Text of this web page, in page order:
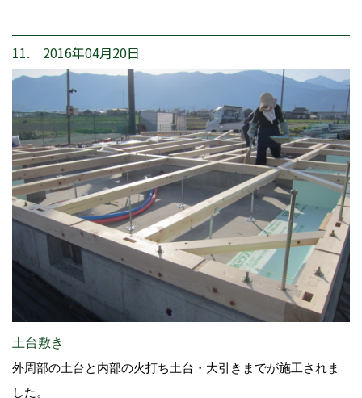
11. 2016年04月20日
土台敷き
外周部の土台と内部の火打ち土台・大引きまでが施工されま
した。